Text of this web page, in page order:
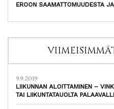
EROON SAAMATTOMUUDESTA
9.9.2019
LIIKUNNAN ALOITTAMINEN –
TAI LIIKUNTATAUOLTA